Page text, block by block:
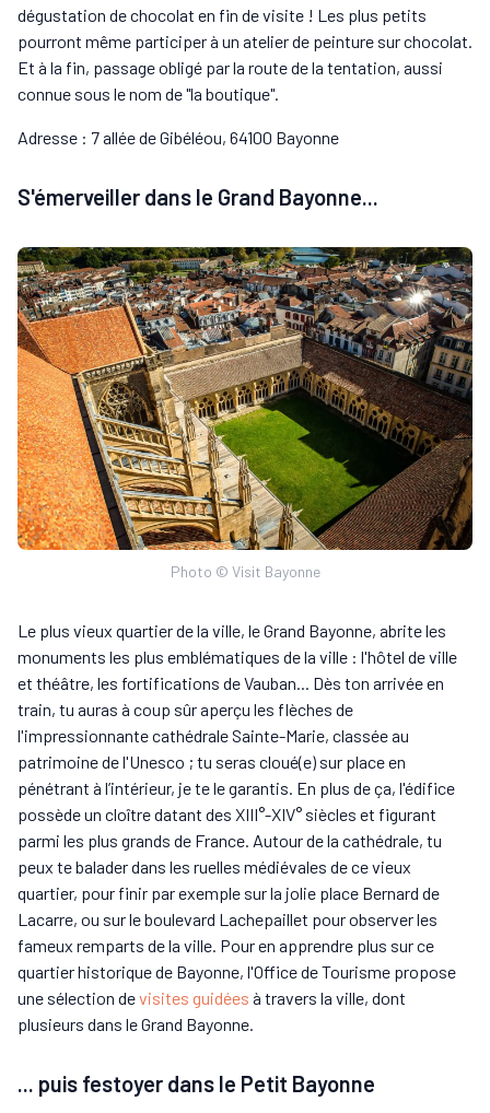
dégustation de chocolat en fin de visite ! Les plus petits
pourront même participer à un atelier de peinture sur chocolat.
Et à la fin, passage obligé par la route de la tentation, aussi
connue sous le nom de "la boutique".
Adresse : 7 allée de Gibéléou, 64100 Bayonne
S'émerveiller dans le Grand Bayonne...
Photo © Visit Bayonne
Le plus vieux quartier de la ville, le Grand Bayonne, abrite les
monuments les plus emblématiques de la ville : l'hôtel de ville
et théâtre, les fortifications de Vauban... Dès ton arrivée en
train, tu auras à coup sûr aperçu les flèches de
l'impressionnante cathédrale Sainte-Marie, classée au
patrimoine de l'Unesco ; tu seras cloué(e) sur place en
pénétrant à l’intérieur, je te le garantis. En plus de ça, l'édifice
possède un cloître datant des XIII°-XIV° siècles et figurant
parmi les plus grands de France. Autour de la cathédrale, tu
peux te balader dans les ruelles médiévales de ce vieux
quartier, pour finir par exemple sur la jolie place Bernard de
Lacarre, ou sur le boulevard Lachepaillet pour observer les
fameux remparts de la ville. Pour en apprendre plus sur ce
quartier historique de Bayonne, l'Office de Tourisme propose
une sélection devisites guidées à travers la ville, dont
plusieurs dans le Grand Bayonne.
... puis festoyer dans le Petit Bayonne